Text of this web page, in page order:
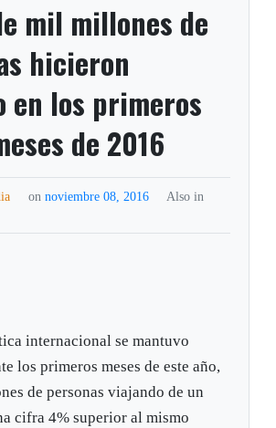
mil millones de
hicieron
en los primeros
de 2016
on noviembre 08, 2016
Also in
internacional se mantuvo
los primeros meses de este año,
de personas viajando de un
cifra 4% superior al mismo